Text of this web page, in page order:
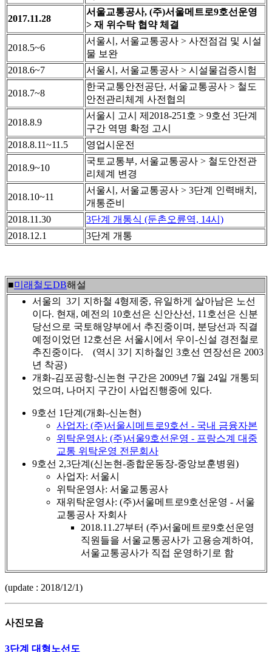
2017.11.28
서울교통공사, (주)서울메트로9호선운영
> 재 위수탁 협약 체결
2018.5~6
서울시, 서울교통공사 > 사전점검 및 시설
물 보완
2018.6~7
서울시, 서울교통공사 > 시설물검증시험
2018.7~8
한국교통안전공단, 서울교통공사 > 철도
안전관리체계 사전협의
2018.8.9
서울시 고시 제2018-251호 > 9호선 3단계
구간 역명 확정 고시
2018.8.11~11.5
영업시운전
2018.9~10
국토교통부, 서울교통공사 > 철도안전관
리체계 변경
2018.10~11
서울시, 서울교통공사 > 3단계 인력배치,
개통준비
2018.11.30
3단계 개통식 (둔촌오륜역, 14시)
2018.12.1
3단계 개통
■미래철도DB해설
서울의 3기 지하철 4형제중, 유일하게 살아남은 노선
이다. 현재, 예전의 10호선은 신안산선, 11호선은 신분
당선으로 국토해양부에서 추진중이며, 분당선과 직결
예정이었던 12호선은 서울시에서 우이-신설 경전철로
추진중이다. (역시 3기 지하철인 3호선 연장선은 2003
년 착공)
개화-김포공항-신논현 구간은 2009년 7월 24일 개통되
었으며, 나머지 구간이 사업진행중에 있다.
9호선 1단계(개화-신논현)
사업자: (주)서울시메트로9호선 - 국내 금융자본
위탁운영사: (주)서울9호선운영 - 프랑스계 대중
교통 위탁운영 전문회사
9호선 2,3단계(신논현-종합운동장-중앙보훈병원)
사업자: 서울시
위탁운영사: 서울교통공사
재위탁운영사: (주)서울메트로9호선운영 - 서울
교통공사 자회사
2018.11.27부터 (주)서울메트로9호선운영
직원들을 서울교통공사가 고용승계하여,
서울교통공사가 직접 운영하기로 함
(update : 2018/12/1)
사진모음
3단계 대형노선도